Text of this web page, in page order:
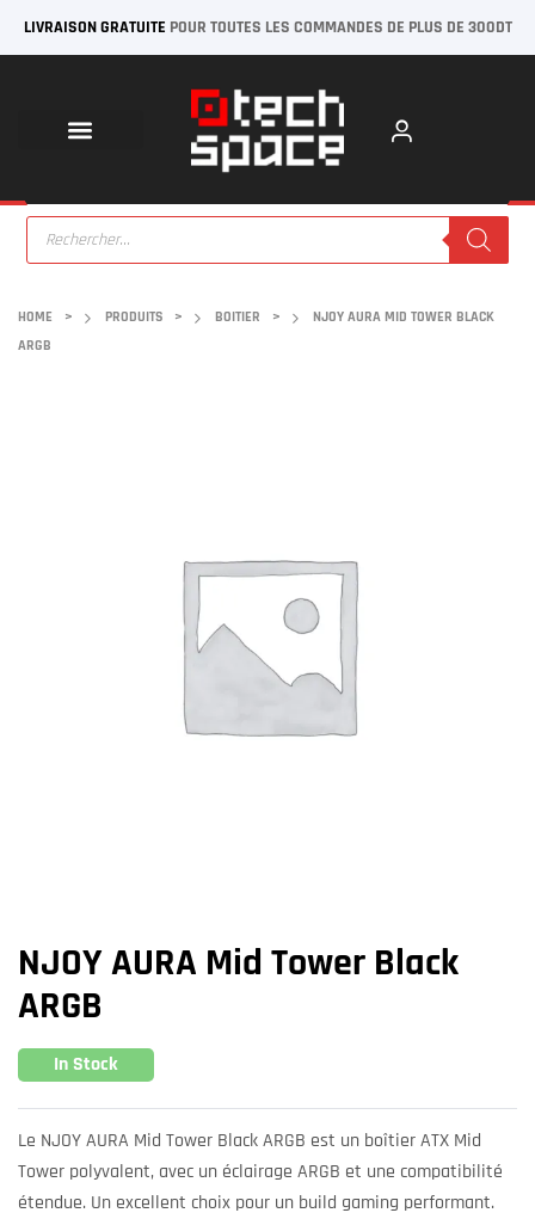
LIVRAISON GRATUITE POUR TOUTES LES COMMANDES DE PLUS DE 300DT
HOME > PRODUITS > BOITIER >
NJOY AURA MID TOWER BLACK
ARGB
NJOY AURA Mid Tower Black
ARGB
In Stock
Le NJOY AURA Mid Tower Black ARGB est un boîtier ATX Mid
Tower polyvalent, avec un éclairage ARGB et une compatibilité
étendue. Un excellent choix pour un build gaming performant.